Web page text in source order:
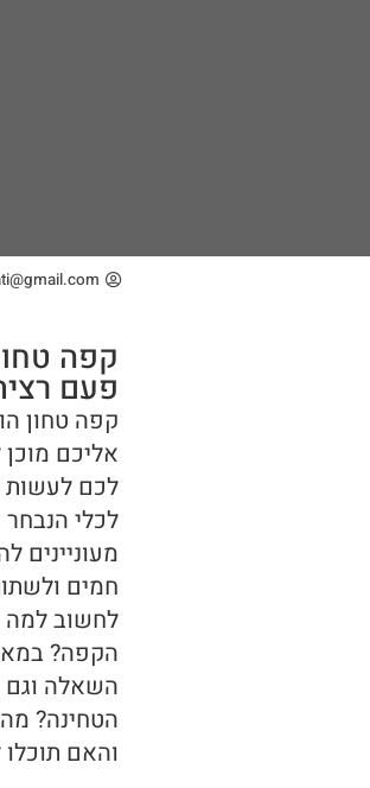
קפה
פעם
קפה טחון
אליכם
לכם לעשות
לכלי
מעוניינים
חמים
לחשוב למה
הקפה?
השאלה
הטחינה?
והאם